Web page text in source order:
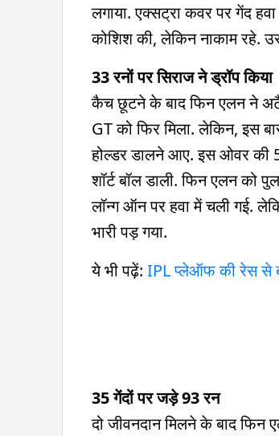
लगाया. एक्सट्रा कवर पर गेंद
कोशिश की, लेकिन नाकाम रहे.
33 रनों पर सिराज ने ड्रॉप किया
कैच छूटने के बाद फिन एलन ने
GT को फिर मिला. लेकिन, इस
होल्डर डालने आए. इस ओवर की
शॉर्ट बॉल डाली. फिन एलन को
लॉन्ग ऑन पर हवा में चली गई.
भारी पड़ गया.
ये भी पढ़ें: IPL प्लेऑफ की रेस से
35 गेंदों पर जड़े 93 रन
दो जीवनदान मिलने के बाद फिन